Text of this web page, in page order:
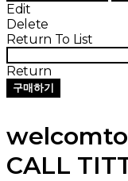
Edit
Delete
Return To List
Return
구매하기
CALL